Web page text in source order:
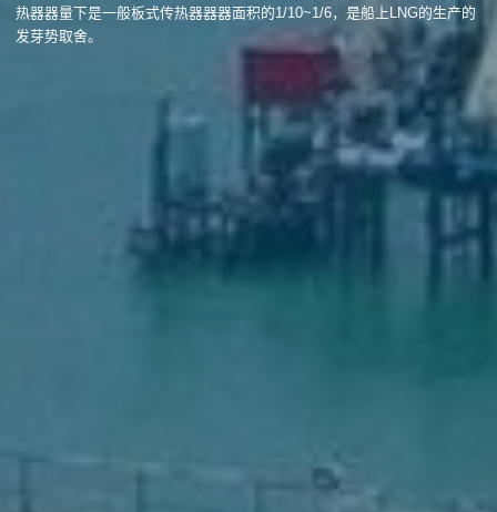
热器器量下是一般板式传热器器器面积的1/10~1/6，是船上LNG的生产的
发芽势取舍。